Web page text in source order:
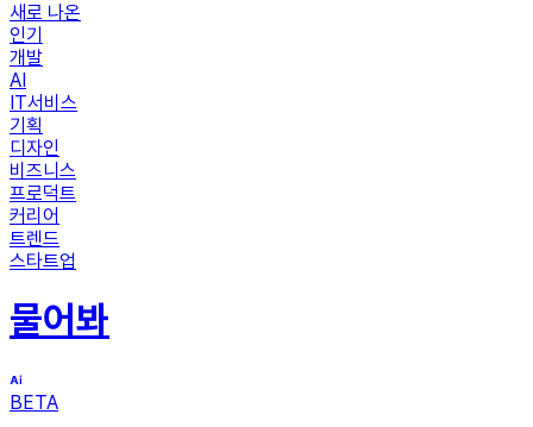
새로 나온
인기
개발
AI
IT서비스
기획
디자인
비즈니스
프로덕트
커리어
트렌드
스타트업
물어봐
BETA